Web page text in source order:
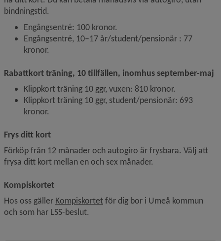
bindningstid.
Engångsentré: 100 kronor.
Engångsentré, 10–17 år/student/pensionär : 77
kronor.
Rabattkort träning, 10 tillfällen, inomhus september-maj
Klippkort träning 10 ggr, vuxen: 810 kronor.
Klippkort träning 10 ggr, student/pensionär: 693
kronor.
Frys ditt kort
Förköp från 12 månader och autogiro är frysbara. Välj att
frysa ditt kort mellan en och sex månader.
Kompiskortet
Hos oss gäller Kompiskortet för dig bor i Umeå kommun
och som har LSS-beslut.